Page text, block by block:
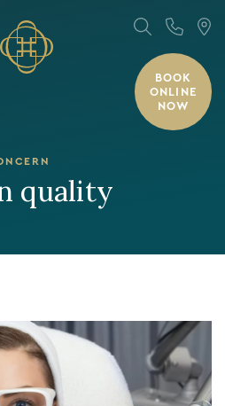
BOOK
ONLINE
NOW
quality